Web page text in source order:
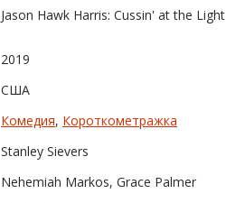
Jason Hawk Harris: Cussin' at the Light
2019
США
Комедия, Короткометражка
Stanley Sievers
Nehemiah Markos, Grace Palmer